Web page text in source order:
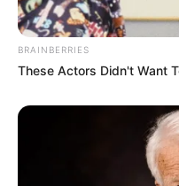
Men Are Ditching $80
FRIDAY PLANS
BRAINBERRIES
These Actors Didn't Want